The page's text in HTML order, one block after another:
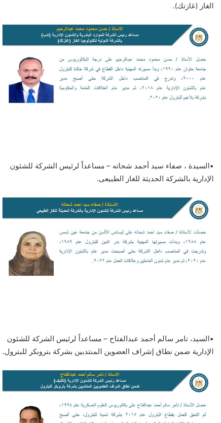
الغاز (غازتك).
•السيدة ، صفاء سيد أحمد شحاته – مساعداً لرئيس الشركة للشئون
الإدارية بالشركة الحديثة للغاز الطبيعى.
•السيد، تامر سالم أحمد عبدالفتاح – مساعداً لرئيس الشركة للشئون
الإدارية ضمن نطاق إشراف العضوين المنتدبين بشركة بتروبكر للبترول.